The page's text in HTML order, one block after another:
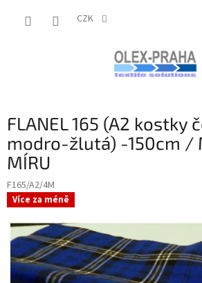
CZK
FLANEL 165 (A2 kostky
modro-žlutá) -150cm /
MÍRU
F165/A2/4M
Více za méně